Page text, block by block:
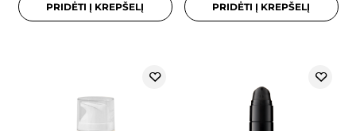
PRIDĖTI Į KREPŠELĮ PRIDĖTI Į KREPŠELĮ